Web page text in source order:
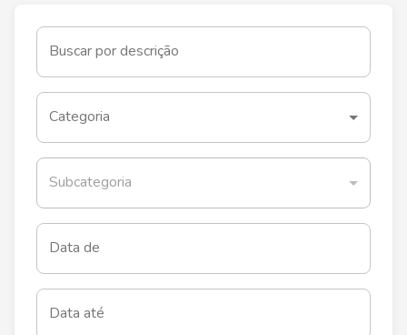
Buscar por descrição
Categoria
Subcategoria
Data de
Data até